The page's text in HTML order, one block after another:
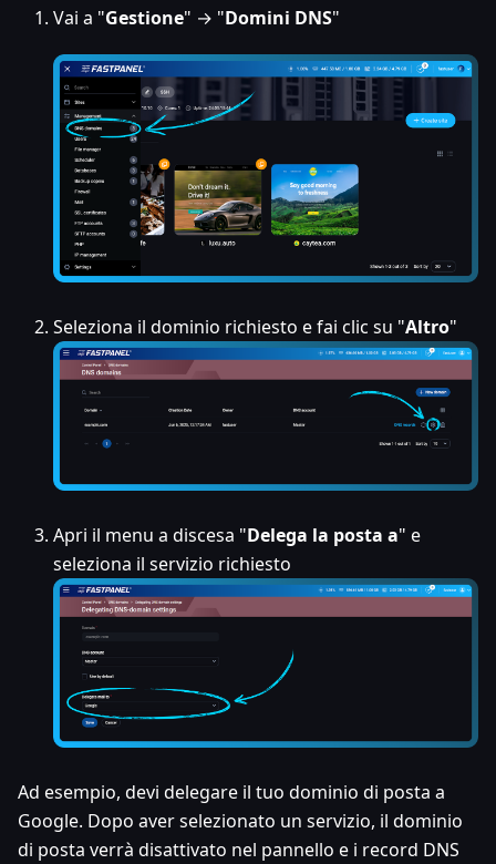
Vai a "Gestione" → "Domini DNS"
Seleziona il dominio richiesto e fai clic su "Altro"
Apri il menu a discesa "Delega la posta a" e
seleziona il servizio richiesto
Ad esempio, devi delegare il tuo dominio di posta a
Google. Dopo aver selezionato un servizio, il dominio
di posta verrà disattivato nel pannello e i record DNS